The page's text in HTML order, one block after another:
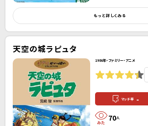
もっと詳しくみる
天空の城ラピュタ
1986年・ファミリー・アニメ
マッチ率 -
70人